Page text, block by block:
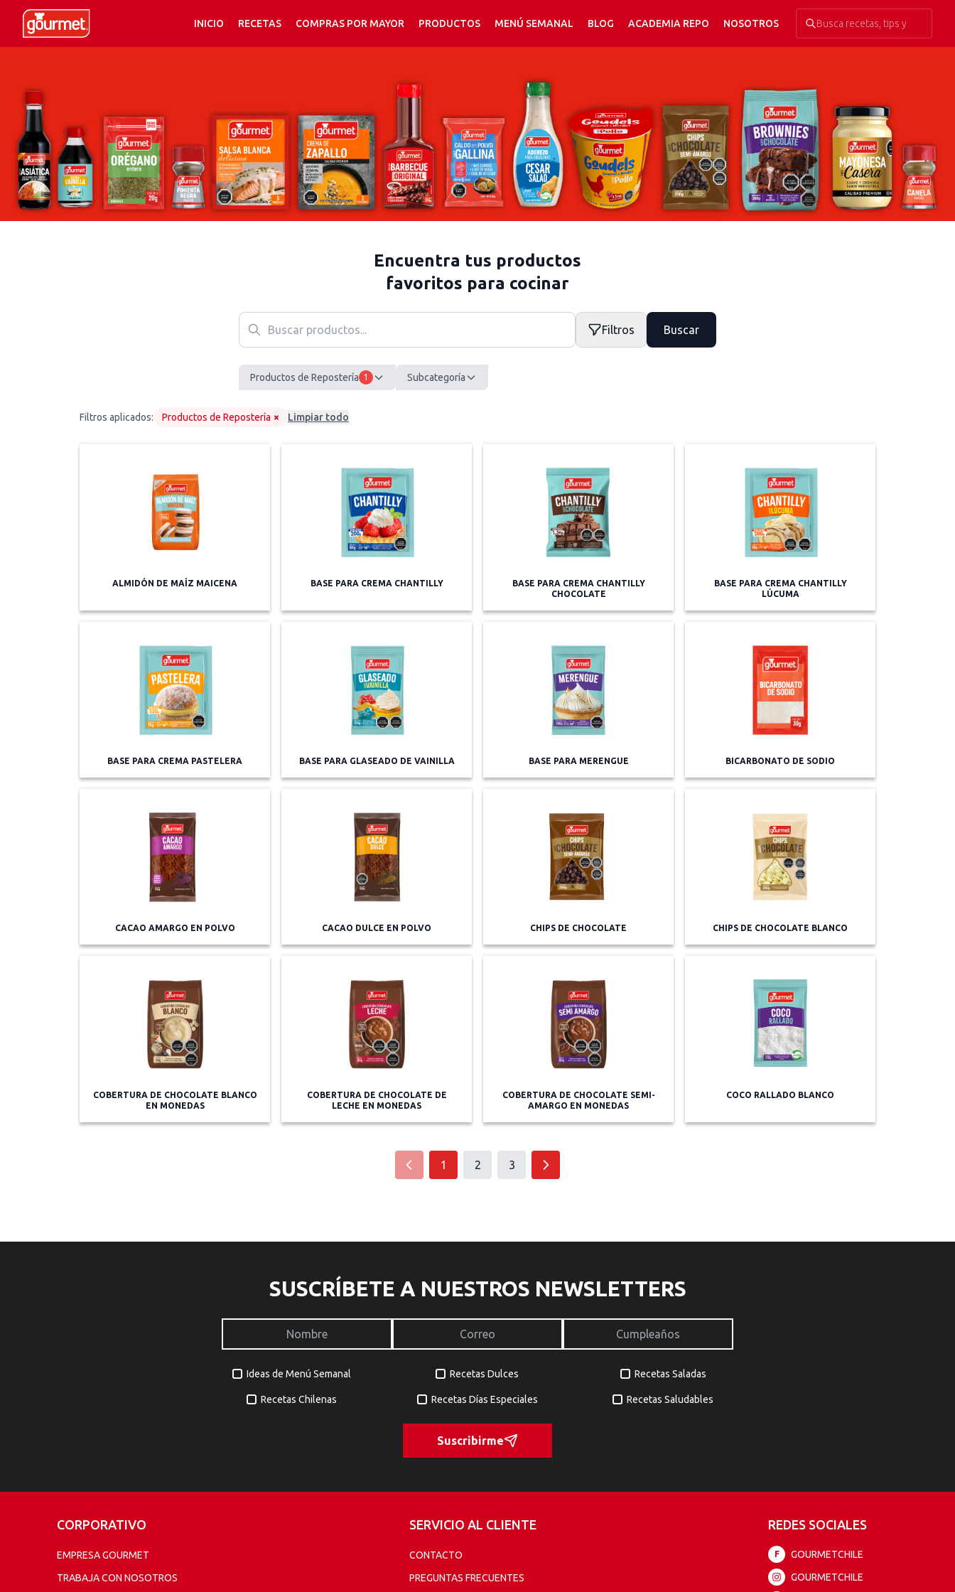
INICIO RECETAS COMPRAS POR MAYOR PRODUCTOS MENÚ SEMANAL BLOG ACADEMIA REPO NOSOTROS
Encuentra tus productos
favoritos para cocinar
Filtros Buscar
Productos de Repostería 1 Subcategoría
Filtros aplicados: Productos de Repostería × Limpiar todo
ALMIDÓN DE MAÍZ MAICENA BASE PARA CREMA CHANTILLY
BASE PARA CREMA CHANTILLY
CHOCOLATE
BASE PARA CREMA CHANTILLY
LÚCUMA
BASE PARA CREMA PASTELERA BASE PARA GLASEADO DE VAINILLA BASE PARA MERENGUE BICARBONATO DE SODIO
CACAO AMARGO EN POLVO CACAO DULCE EN POLVO CHIPS DE CHOCOLATE CHIPS DE CHOCOLATE BLANCO
COBERTURA DE CHOCOLATE BLANCO
EN MONEDAS
COBERTURA DE CHOCOLATE DE
LECHE EN MONEDAS
COBERTURA DE CHOCOLATE SEMI-
AMARGO EN MONEDAS
COCO RALLADO BLANCO
1 2 3
SUSCRÍBETE A NUESTROS NEWSLETTERS
Ideas de Menú Semanal Recetas Dulces Recetas Saladas
Recetas Chilenas Recetas Días Especiales Recetas Saludables
Suscribirme
CORPORATIVO
EMPRESA GOURMET
TRABAJA CON NOSOTROS
SERVICIO AL CLIENTE
CONTACTO
PREGUNTAS FRECUENTES
REDES SOCIALES
F
GOURMETCHILE
GOURMETCHILE